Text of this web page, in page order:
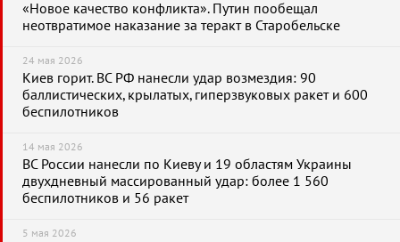
«Новое качество конфликта». Путин пообещал
неотвратимое наказание за теракт в Старобельске
24 мая 2026
Киев горит. ВС РФ нанесли удар возмездия: 90
баллистических, крылатых, гиперзвуковых ракет и 600
беспилотников
14 мая 2026
ВС России нанесли по Киеву и 19 областям Украины
двухдневный массированный удар: более 1 560
беспилотников и 56 ракет
5 мая 2026